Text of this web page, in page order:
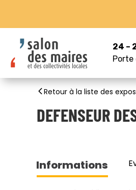
24 –
Porte
Retour à la liste des
DEFENSEUR
Informations